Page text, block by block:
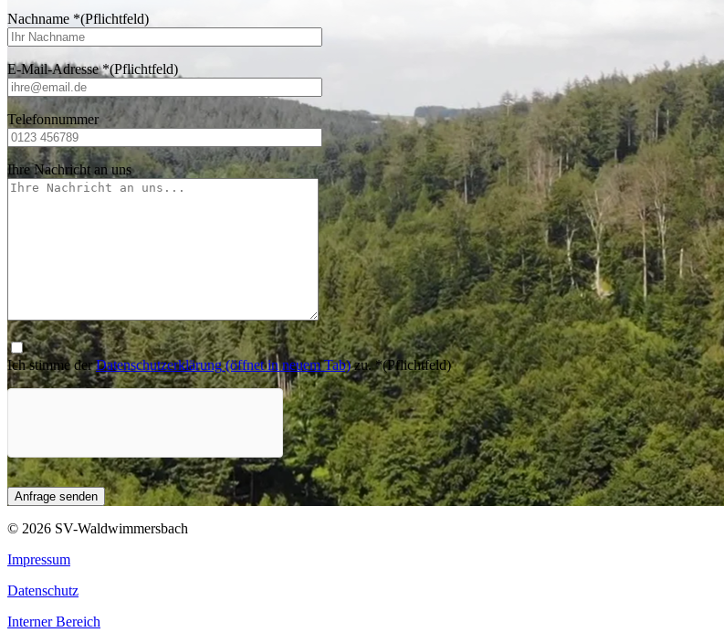
Nachname *(Pflichtfeld)
E-Mail-Adresse*(Pflichtfeld)
Telefonnummer
Ihre Nachricht an uns
Ich stimme derDatenschutzerklärung(öffnet in neuem Tab)zu.*(Pflichtfeld)
© 2026 SV-Waldwimmersbach
Impressum
Datenschutz
Interner Bereich